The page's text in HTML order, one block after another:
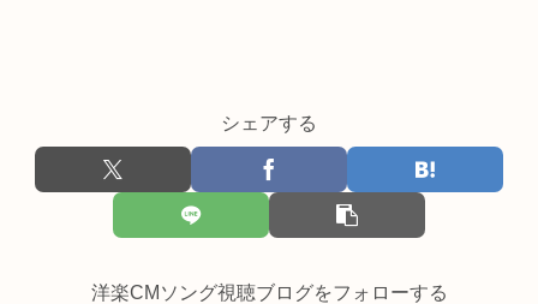
シェアする
洋楽CMソング視聴ブログをフォローする